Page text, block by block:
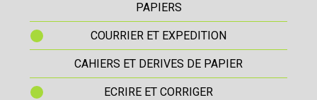
PAPIERS
COURRIER ET EXPEDITION
CAHIERS ET DERIVES DE PAPIER
ECRIRE ET CORRIGER